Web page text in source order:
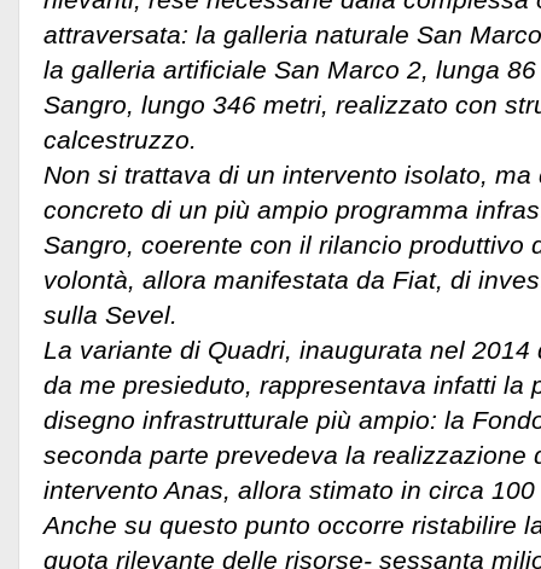
attraversata: la galleria naturale San
la galleria artificiale San Marco 2, lunga
Sangro, lungo 346 metri, realizzato con
calcestruzzo.
Non si trattava di un intervento isolato,
concreto di un più ampio programma
Sangro, coerente con il rilancio produttivo
volontà, allora manifestata da Fiat, di
sulla Sevel.
La variante di Quadri, inaugurata nel
da me presieduto, rappresentava infatti la
disegno infrastrutturale più ampio: la
seconda parte prevedeva la realizzazione
intervento Anas, allora stimato in circa
Anche su questo punto occorre ristabilire
quota rilevante delle risorse- sessanta